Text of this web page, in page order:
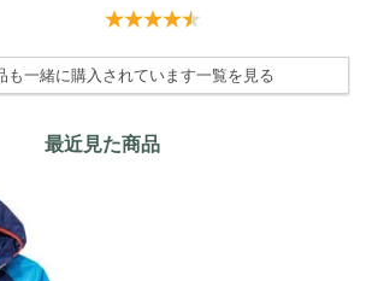
も一緒に購入されています一覧を見る
最近見た商品